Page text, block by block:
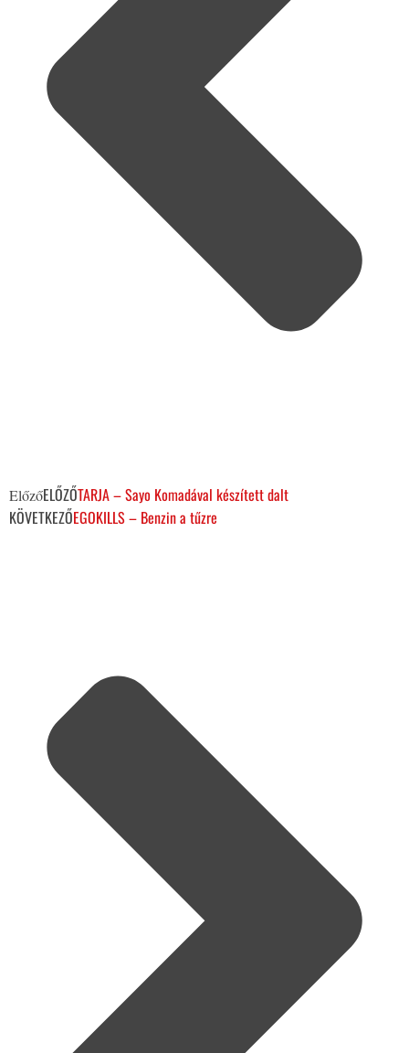
ElőzőELŐZŐTARJA – Sayo Komadával készített dalt
KÖVETKEZŐEGOKILLS – Benzin a tűzre